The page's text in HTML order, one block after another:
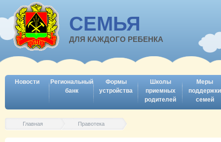
СЕМЬЯ
ДЛЯ КАЖДОГО РЕБЕНКА
Новости
Региональный
банк
Формы
устройства
Школы
приемных
родителей
Меры
поддержки
семей
Главная Правотека